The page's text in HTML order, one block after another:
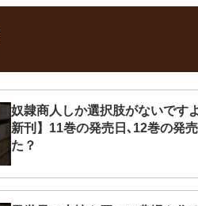
奴隷商人しか選択肢がないです
新刊】11巻の発売日､12巻の発
た？